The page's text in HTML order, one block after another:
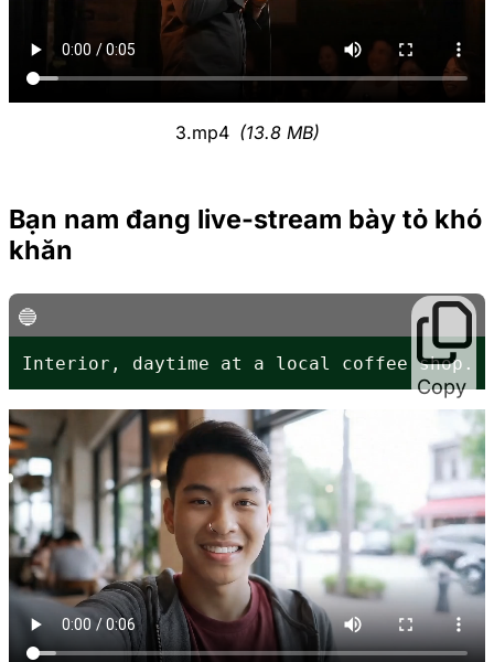
3.mp4 (13.8 MB)
Bạn nam đang live-stream bày tỏ khó
khăn
Copy
Interior, daytime at a local coffee shop. It